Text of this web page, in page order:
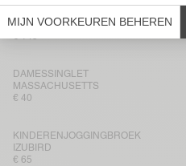
DAMESHEMD PADOW
€ 145
DAMESSINGLET
MASSACHUSETTS
€ 40
KINDERENJOGGINGBROEK
IZUBIRD
€ 65